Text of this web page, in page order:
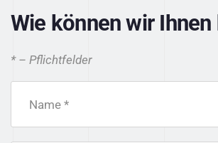
Wie können wir Ihnen
* – Pflichtfelder
Name *